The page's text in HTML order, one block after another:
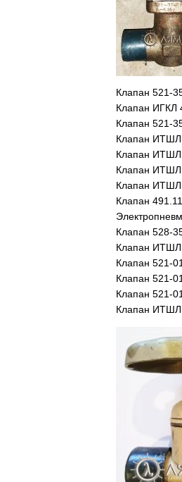
Клапан 521-
Клапан ИГКЛ
Клапан 521-
Клапан ИТШЛ
Клапан ИТШЛ
Клапан ИТШЛ
Клапан ИТШЛ
Клапан
Клапан 528-
Клапан ИТШЛ
Клапан 521-
Клапан 521-
Клапан 521-
Клапан ИТШЛ